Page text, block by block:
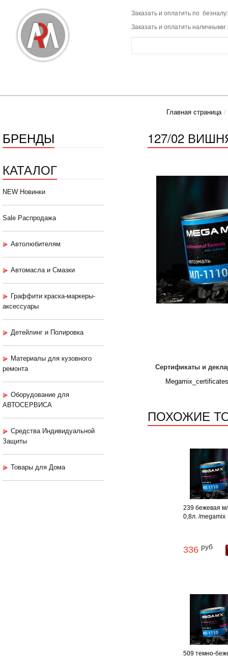
Заказать и оплатить по
Заказать и оплатить наличными
Главная страница
БРЕНДЫ
КАТАЛОГ
NEW Новинки
Sale Распродажа
Автолюбителям
Автомасла и Смазки
Граффити краска-маркеры-
аксессуары
Детейлинг и Полировка
Материалы для кузовного
ремонта
Оборудование для
АВТОСЕРВИСА
Средства Индивидуальной
Защиты
Товары для Дома
127/02
Сертификаты и
ПОХОЖИЕ
239 бежевая
0,8л. /megamix
336 руб
509 темно-